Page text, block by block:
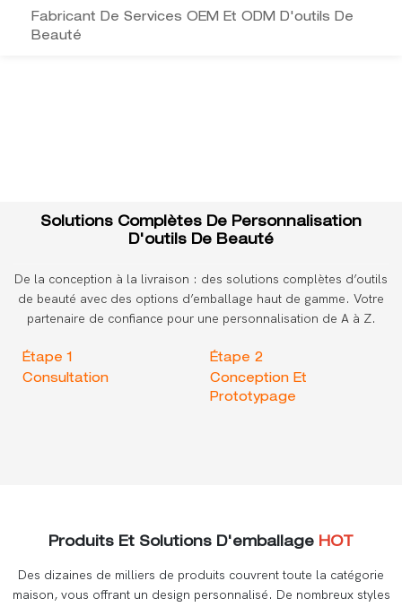
Fabricant De Services OEM Et ODM D'outils De
Beauté
Solutions Complètes De Personnalisation
D'outils De Beauté
De la conception à la livraison : des solutions complètes d’outils
de beauté avec des options d’emballage haut de gamme. Votre
partenaire de confiance pour une personnalisation de A à Z.
Étape 1
Consultation
Étape 2
Conception Et
Prototypage
Produits Et Solutions D'emballage HOT
Des dizaines de milliers de produits couvrent toute la catégorie
maison, vous offrant un design personnalisé. De nombreux styles